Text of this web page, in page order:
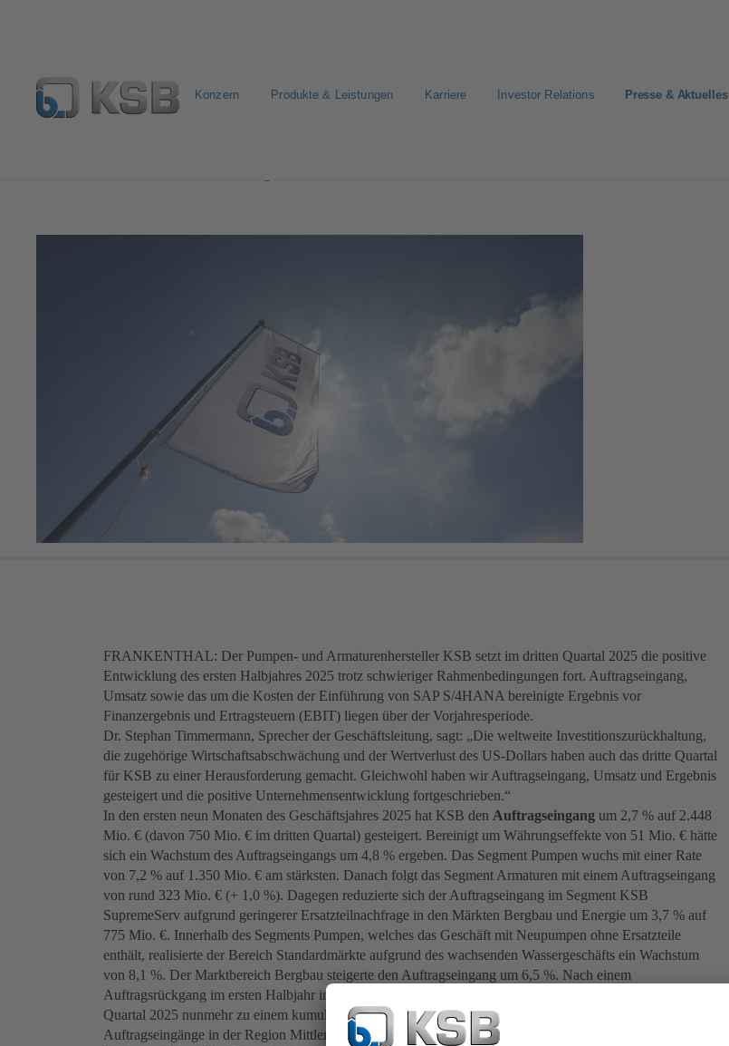
Konzern Produkte & Leistungen Karriere Investor Relations Presse & Aktuelles
FRANKENTHAL: Der Pumpen- und Armaturenhersteller KSB setzt im dritten Quartal 2025 die positive
Entwicklung des ersten Halbjahres 2025 trotz schwieriger Rahmenbedingungen fort. Auftragseingang,
Umsatz sowie das um die Kosten der Einführung von SAP S/4HANA bereinigte Ergebnis vor
Finanzergebnis und Ertragsteuern (EBIT) liegen über der Vorjahresperiode.
Dr. Stephan Timmermann, Sprecher der Geschäftsleitung, sagt: „Die weltweite Investitionszurückhaltung,
die zugehörige Wirtschaftsabschwächung und der Wertverlust des US-Dollars haben auch das dritte Quartal
für KSB zu einer Herausforderung gemacht. Gleichwohl haben wir Auftragseingang, Umsatz und Ergebnis
gesteigert und die positive Unternehmensentwicklung fortgeschrieben.“
In den ersten neun Monaten des Geschäftsjahres 2025 hat KSB den Auftragseingang um 2,7 % auf 2.448
Mio. € (davon 750 Mio. € im dritten Quartal) gesteigert. Bereinigt um Währungseffekte von 51 Mio. € hätte
sich ein Wachstum des Auftragseingangs um 4,8 % ergeben. Das Segment Pumpen wuchs mit einer Rate
von 7,2 % auf 1.350 Mio. € am stärksten. Danach folgt das Segment Armaturen mit einem Auftragseingang
von rund 323 Mio. € (+ 1,0 %). Dagegen reduzierte sich der Auftragseingang im Segment KSB
SupremeServ aufgrund geringerer Ersatzteilnachfrage in den Märkten Bergbau und Energie um 3,7 % auf
775 Mio. €. Innerhalb des Segments Pumpen, welches das Geschäft mit Neupumpen ohne Ersatzteile
enthält, realisierte der Bereich Standardmärkte aufgrund des wachsenden Wassergeschäfts ein Wachstum
von 8,1 %. Der Marktbereich Bergbau steigerte den Auftragseingang um 6,5 %. Nach einem
Auftragsrückgang im ersten Halbjahr im Marktbereich Energie führten größere Einzelaufträge im dritten
Quartal 2025 nunmehr zu einem kumulierten Anstieg für die ersten neun Monate von 2,7 %. Die
Auftragseingänge in der Region Mittlerer Osten / Afrika stiegen um 9,2 %, in Europa um 2,3 %. Die